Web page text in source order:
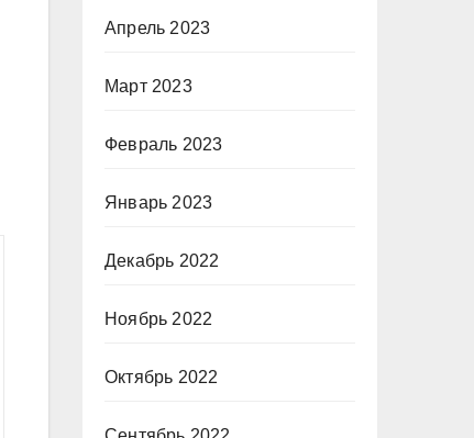
Апрель 2023
Март 2023
Февраль 2023
Январь 2023
Декабрь 2022
Ноябрь 2022
Октябрь 2022